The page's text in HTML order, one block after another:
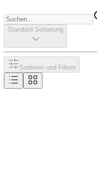
Standard Sortierung
Sortieren und Filtern